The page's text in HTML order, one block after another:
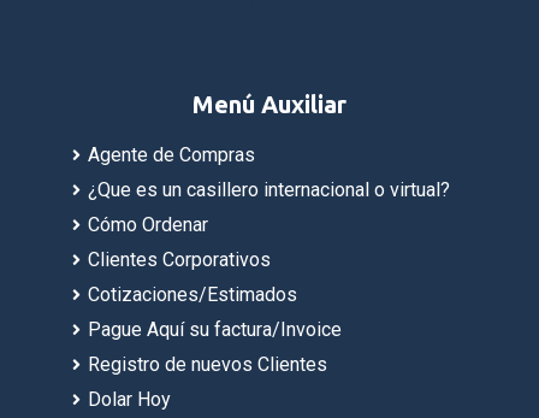
Menú Auxiliar
Agente de Compras
¿Que es un casillero internacional o virtual?
Cómo Ordenar
Clientes Corporativos
Cotizaciones/Estimados
Pague Aquí su factura/Invoice
Registro de nuevos Clientes
Dolar Hoy